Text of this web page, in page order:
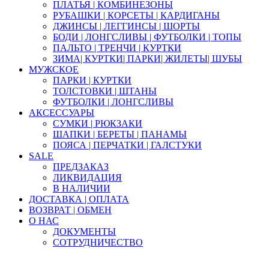
ПЛАТЬЯ | КОМБИНЕЗОНЫ
РУБАШКИ | КOPСЕТЫ | КАРДИГАНЫ
ДЖИНСЫ | ЛЕГГИНСЫ | ШОРТЫ
БОДИ | ЛОНГСЛИВЫ | ФУТБОЛКИ | ТОПЫ
ПАЛЬТО | ТРЕНЧИ | КУРТКИ
ЗИМА| КУРТКИ| ПАРКИ| ЖИЛЕТЫ| ШУБЫ
МУЖСКОЕ
ПАРКИ | КУРТКИ
ТОЛСТОВКИ | ШТАНЫ
ФУТБОЛКИ | ЛОНГСЛИВЫ
АКСЕССУАРЫ
СУМКИ | РЮКЗАКИ
ШАПКИ | БЕРЕТЫ | ПАНАМЫ
ПОЯСА | ПЕРЧАТКИ | ГАЛСТУКИ
SALE
ПРЕДЗАКАЗ
ЛИКВИДАЦИЯ
В НАЛИЧИИ
ДОСТАВКА | ОПЛАТА
ВОЗВРАТ | ОБМЕН
О НАС
ДОКУМЕНТЫ
СОТРУДНИЧЕСТВО